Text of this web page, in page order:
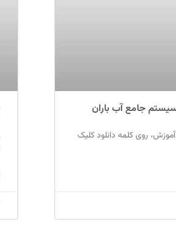
جامع آب باران
روی کلمه دانلود کلیک